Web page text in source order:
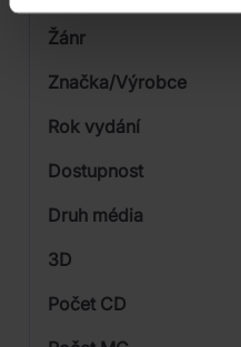
Žánr
Značka/Výrobce
Rok vydání
Od
Dostupnost
Druh média
3D
Počet CD